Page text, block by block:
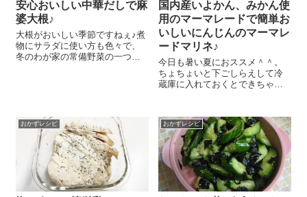
安心おいしい中華だしで麻
婆大根♪
大根がおいしい季節ですねぇ♪煮
物にサラダに使い方も色々で、
冬のわが家の常備野菜の一つで
＾。 ...
国内産いよかん、みかん使
用のマーマレードで簡単お
いしいにんじんのマーマレ
ードマリネ♪
今日も暑い夏におススメ＾＾。
ちょちょいと下ごしらえして冷
蔵庫に入れておくとできちゃ
リネのレシピをご紹介しまーす
😉 我が家の冷蔵庫はこんな常備
菜がいっぱい＾＾。暑くてしん
どい日は常備菜を...
おかずレシピ おかずレシピ